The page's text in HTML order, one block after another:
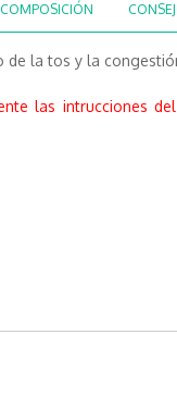
COMPOSICIÓN
de la tos y la
las intrucciones